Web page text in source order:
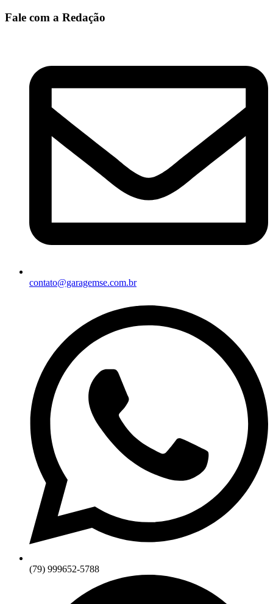
Fale com a Redação
contato@garagemse.com.br
(79) 999652-5788